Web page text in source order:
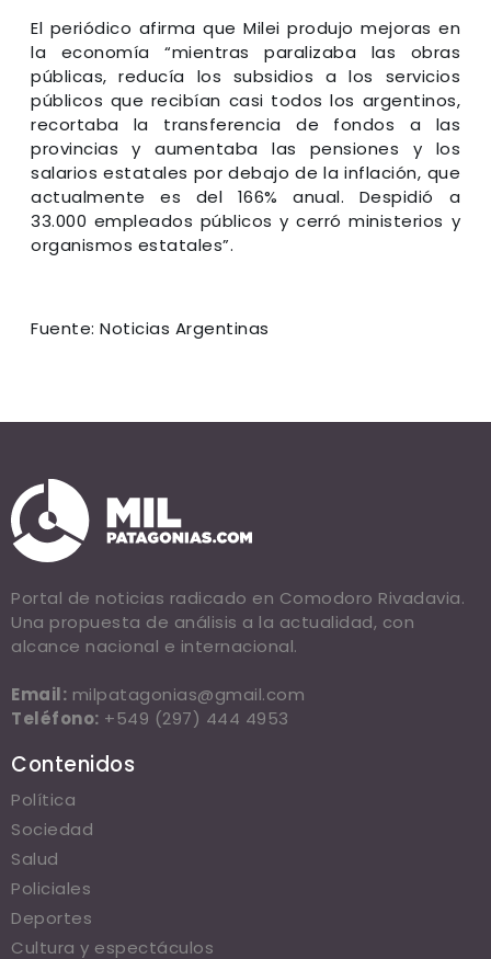
El periódico afirma que Milei produjo mejoras en
la economía “mientras paralizaba las obras
públicas, reducía los subsidios a los servicios
públicos que recibían casi todos los argentinos,
recortaba la transferencia de fondos a las
provincias y aumentaba las pensiones y los
salarios estatales por debajo de la inflación, que
actualmente es del 166% anual. Despidió a
33.000 empleados públicos y cerró ministerios y
organismos estatales”.
Fuente: Noticias Argentinas
Portal de noticias radicado en Comodoro Rivadavia.
Una propuesta de análisis a la actualidad, con
alcance nacional e internacional.
Email: milpatagonias@gmail.com
Teléfono: +549 (297) 444 4953
Contenidos
Política
Sociedad
Salud
Policiales
Deportes
Cultura y espectáculos